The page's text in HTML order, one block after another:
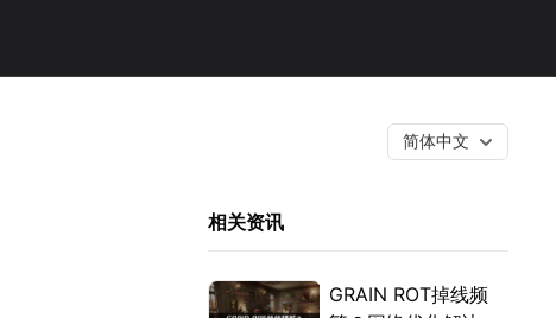
简体中文
相关资讯
GRAIN ROT掉线频